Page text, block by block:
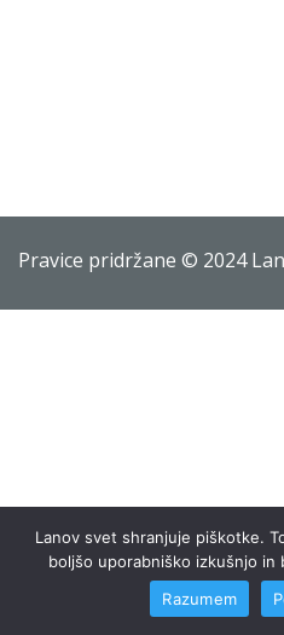
Pravice pridržane © 2024
Lanov svet shranjuje piškotke.
boljšo uporabniško izkušnjo in
Razumem